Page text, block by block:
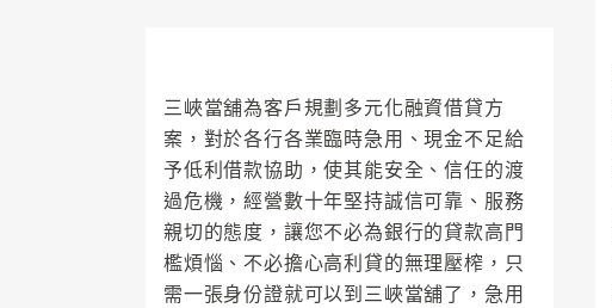
三峽當舖為客戶規劃多元化融資借貸方
案，對於各行各業臨時急用、現金不足給
予低利借款協助，使其能安全、信任的渡
過危機，經營數十年堅持誠信可靠、服務
親切的態度，讓您不必為銀行的貸款高門
檻煩惱、不必擔心高利貸的無理壓榨，只
需一張身份證就可以到三峽當舖了，急用